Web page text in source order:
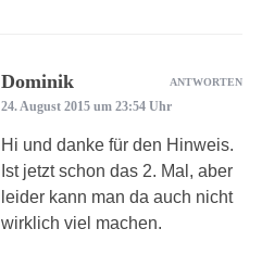
Dominik
24. August 2015 um 23:54 Uhr
Hi und danke für den Hinweis.
Ist jetzt schon das 2. Mal, aber
leider kann man da auch nicht
wirklich viel machen.
ANTWORTEN